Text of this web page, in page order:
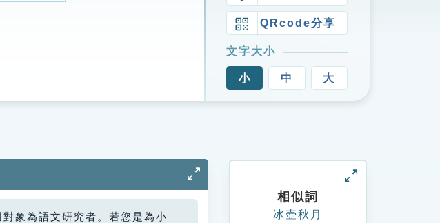
QRcode分享
文字大小
小 中 大
象為語文研究者。若您是為小
相似詞
冰壺秋月